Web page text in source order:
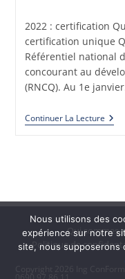
2022 : certification
certification unique
Référentiel national
concourant au
(RNCQ). Au 1e
Continuer La Lecture2022
:
Qui sommes-
Politique de
Copyright 2026 Ing
Nous utilisons des
expérience sur notre
site, nous supposerons